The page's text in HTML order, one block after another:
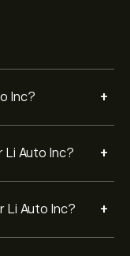
Inc? +
Li Auto Inc? +
Li Auto Inc? +